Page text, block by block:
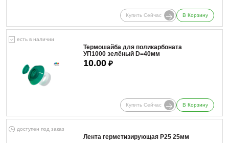
Купить Сейчас В Корзину
есть в наличии
Термошайба для поликарбоната
УП1000 зелёный D=40мм
10.00 ₽
Купить Сейчас В Корзину
доступен под заказ
Лента герметизирующая Р25 25мм